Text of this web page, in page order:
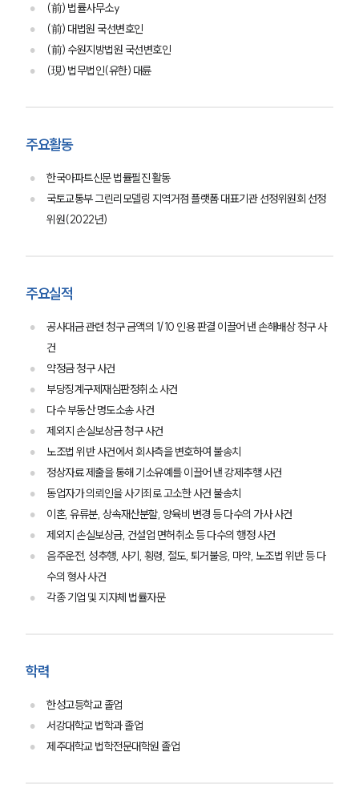
고객의 소리
통합검색
AI대륜
(前) 법률사무소y
(前) 대법원 국선변호인
(前) 수원지방법원 국선변호인
(現) 법무법인(유한) 대륜
주요활동
한국아파트신문 법률필진 활동
국토교통부 그린리모델링 지역거점 플랫폼 대표기관 선정위원회 선정
위원(2022년)
주요실적
공사대금 관련 청구 금액의 1/10 인용 판결 이끌어 낸 손해배상 청구 사
건
약정금 청구 사건
부당징계구제재심판정취소 사건
다수 부동산 명도소송 사건
제외지 손실보상금 청구 사건
노조법 위반 사건에서 회사측을 변호하여 불송치
정상자료 제출을 통해 기소유예를 이끌어 낸 강제추행 사건
동업자가 의뢰인을 사기죄로 고소한 사건 불송치
이혼, 유류분, 상속재산분할, 양육비 변경 등 다수의 가사 사건
제외지 손실보상금, 건설업 면허취소 등 다수의 행정 사건
음주운전, 성추행, 사기, 횡령, 절도, 퇴거불응, 마약, 노조법 위반 등 다
수의 형사 사건
각종 기업 및 지자체 법률자문
학력
한성고등학교 졸업
서강대학교 법학과 졸업
제주대학교 법학전문대학원 졸업